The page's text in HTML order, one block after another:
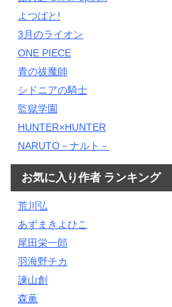
よつばと!
3月のライオン
ONE PIECE
青の祓魔師
シドニアの騎士
監獄学園
HUNTER×HUNTER
NARUTO－ナルト－
お気に入り作者 ランキング
荒川弘
あずまきよひこ
尾田栄一郎
羽海野チカ
諫山創
森薫